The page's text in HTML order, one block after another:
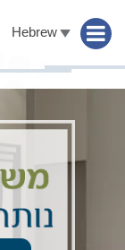
Hebrew
Skip to
content